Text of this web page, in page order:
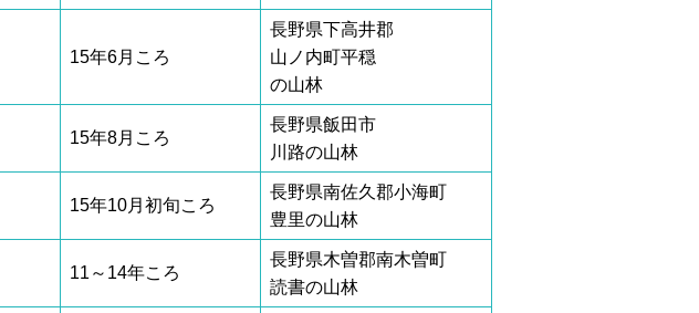
15年6月ころ
長野県下高井郡
山ノ内町平穏
の山林
15年8月ころ
長野県飯田市
川路の山林
15年10月初旬ころ
長野県南佐久郡小海町
豊里の山林
11～14年ころ
長野県木曽郡南木曽町
読書の山林